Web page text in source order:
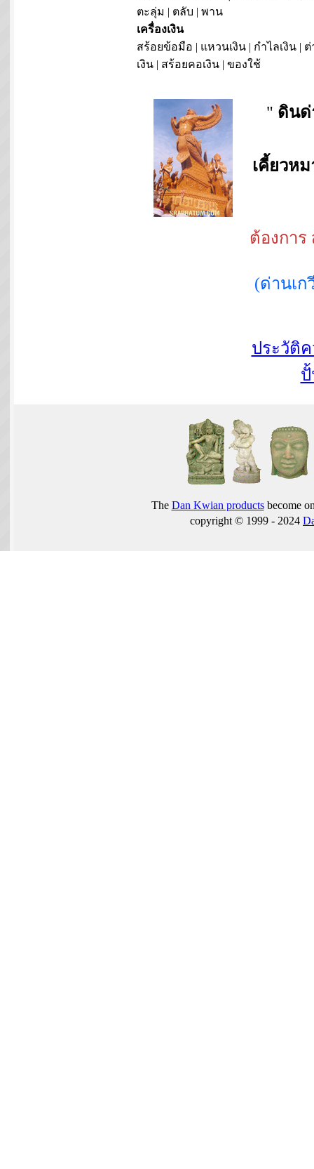
ตะลุ่ม | ตลับ | พาน
เครื่องเงิน
สร้อยข้อมือ | แหวนเงิน | กำไลเงิน | ต่
เงิน | สร้อยคอเงิน | ของใช้
" ดินด่
เคี้ยวห
ต้องกา
(ด่านเ
ประวัติ
The Dan Kwian productsbecome
copyright © 1999 - 2024